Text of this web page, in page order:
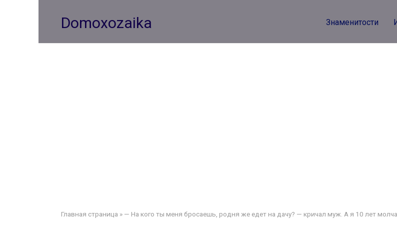
Domoxozaika Знаменитости
Главная страница » — На кого ты меня бросаешь, родня же едет на дачу? — кричал муж. А я 10 лет